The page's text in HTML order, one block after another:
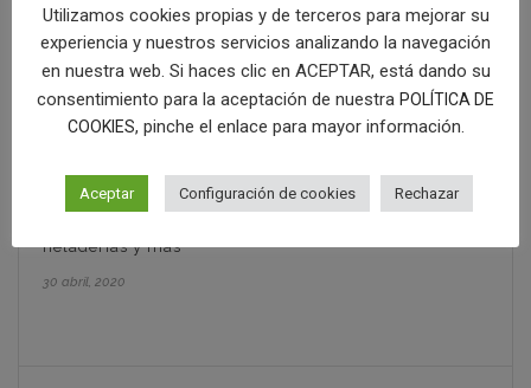
heladerías y más
30 abril, 2020
Utilizamos cookies propias y de terceros para mejorar su
experiencia y nuestros servicios analizando la navegación
en nuestra web. Si haces clic en ACEPTAR, está dando su
consentimiento para la aceptación de nuestra POLÍTICA DE
COOKIES, pinche el enlace para mayor información.
Aceptar Configuración de cookies Rechazar